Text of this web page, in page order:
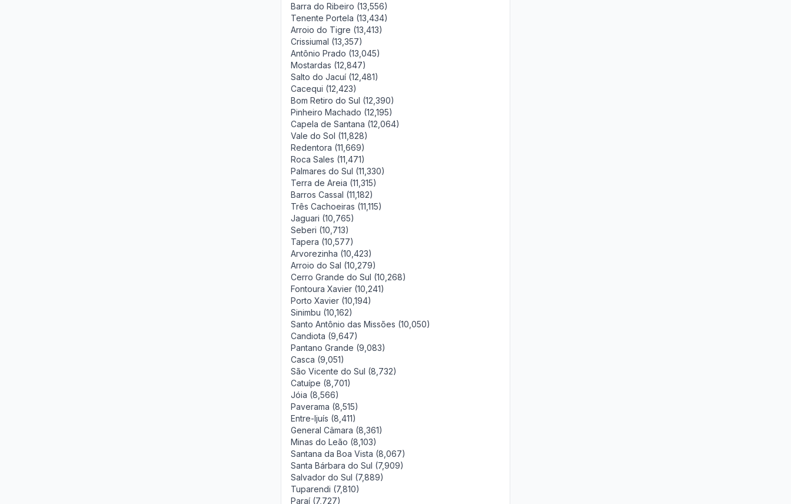
Barra do Ribeiro (13,556)
Tenente Portela (13,434)
Arroio do Tigre (13,413)
Crissiumal (13,357)
Antônio Prado (13,045)
Mostardas (12,847)
Salto do Jacuí (12,481)
Cacequi (12,423)
Bom Retiro do Sul (12,390)
Pinheiro Machado (12,195)
Capela de Santana (12,064)
Vale do Sol (11,828)
Redentora (11,669)
Roca Sales (11,471)
Palmares do Sul (11,330)
Terra de Areia (11,315)
Barros Cassal (11,182)
Três Cachoeiras (11,115)
Jaguari (10,765)
Seberi (10,713)
Tapera (10,577)
Arvorezinha (10,423)
Arroio do Sal (10,279)
Cerro Grande do Sul (10,268)
Fontoura Xavier (10,241)
Porto Xavier (10,194)
Sinimbu (10,162)
Santo Antônio das Missões (10,050)
Candiota (9,647)
Pantano Grande (9,083)
Casca (9,051)
São Vicente do Sul (8,732)
Catuípe (8,701)
Jóia (8,566)
Paverama (8,515)
Entre-Ijuís (8,411)
General Câmara (8,361)
Minas do Leão (8,103)
Santana da Boa Vista (8,067)
Santa Bárbara do Sul (7,909)
Salvador do Sul (7,889)
Tuparendi (7,810)
Paraí (7,727)